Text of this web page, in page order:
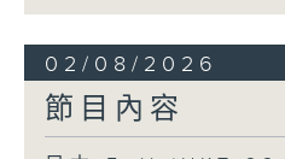
02/08/2026
節目內容